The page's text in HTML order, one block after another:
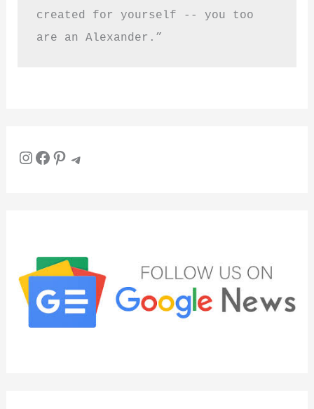
created for yourself -- you too
are an Alexander.”
InstagramFacebook Pinterest Telegram